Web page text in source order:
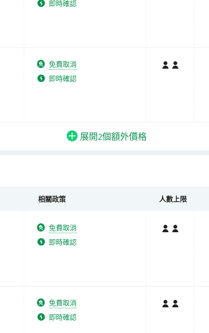
即時確認
免費取消
即時確認
展開2個額外價格
相關政策 人數上限
免費取消
即時確認
免費取消
即時確認